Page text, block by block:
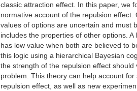
classic attraction effect. In this paper, we
normative account of the repulsion
values of options are uncertain and must
includes the properties of other options.
has low value when both are believed to
this logic using a hierarchical Bayesian
the strength of the repulsion effect
problem. This theory can help account
repulsion effect, as well as new